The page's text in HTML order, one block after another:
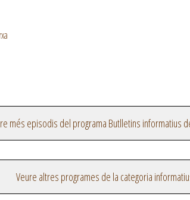
més episodis del programa Butlletins informatius
Veure altres programes de la categoria